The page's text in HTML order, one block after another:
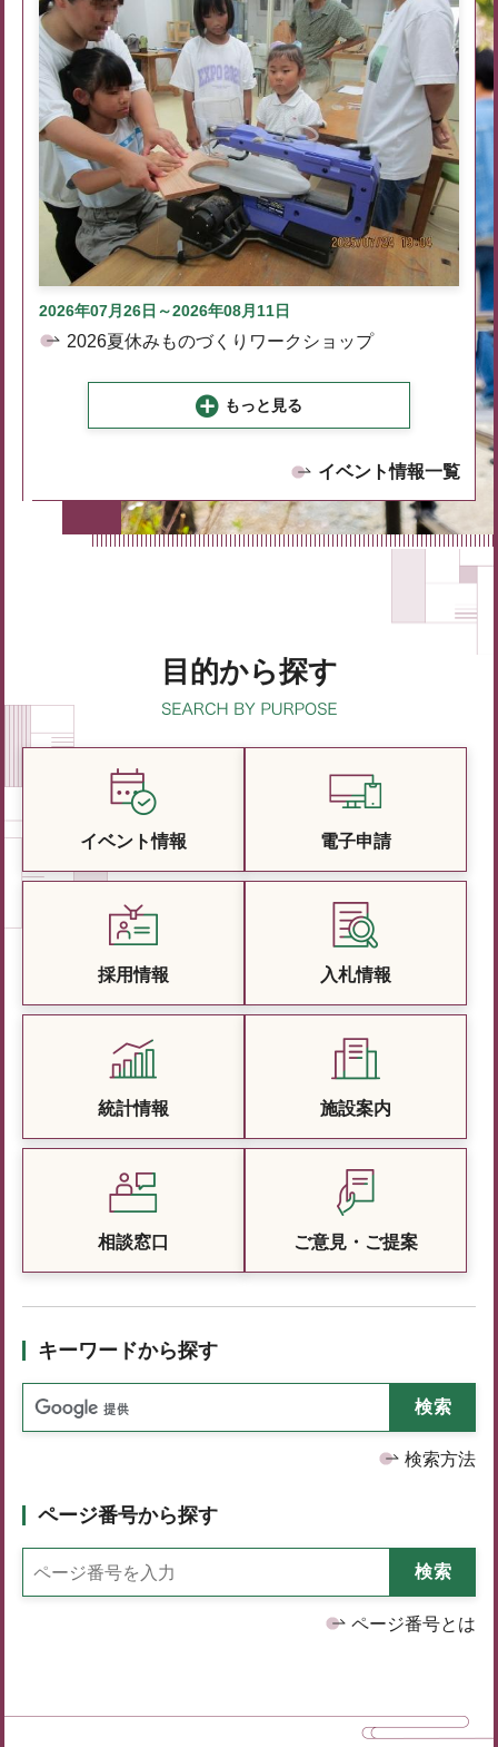
2026年07月26日～2026年08月11日
2026夏休みものづくりワークショップ
もっと見る
イベント情報一覧
目的から探す
イベント情報 電子申請
採用情報 入札情報
統計情報 施設案内
相談窓口 ご意見・ご提案
キーワードから探す
検索方法
ページ番号から探す
ページ番号とは